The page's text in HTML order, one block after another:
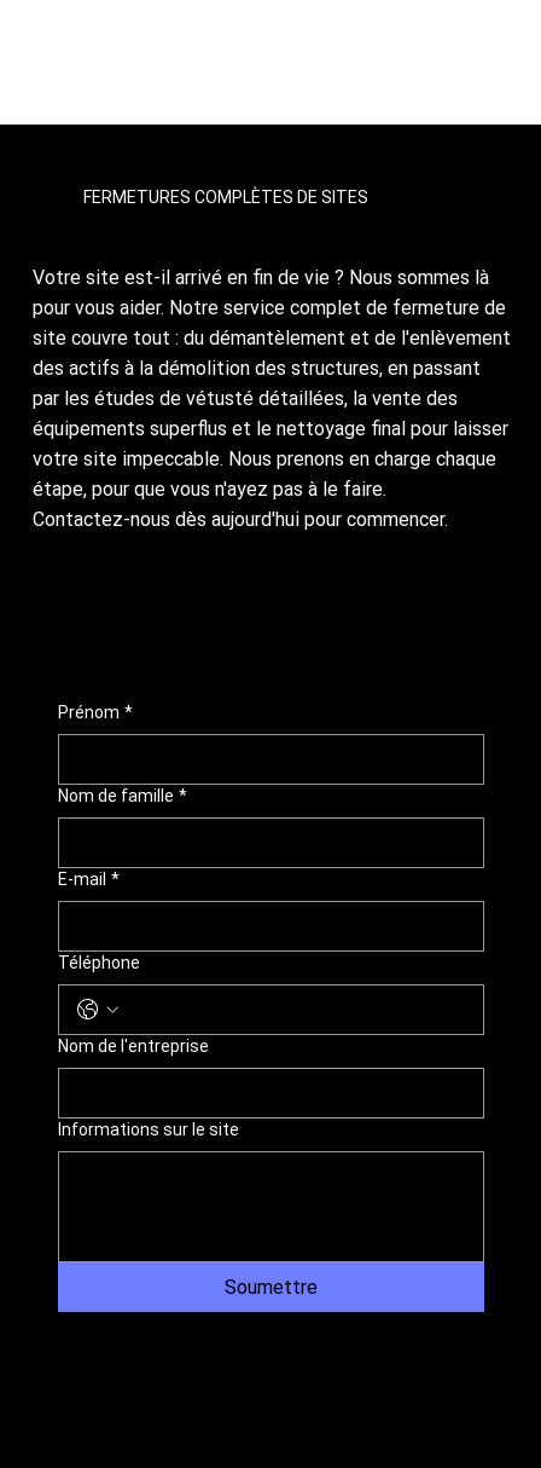
FERMETURES COMPLÈTES DE SITES
Votre site est-il arrivé en fin de vie ? Nous sommes là
pour vous aider. Notre service complet de fermeture de
site couvre tout : du démantèlement et de l'enlèvement
des actifs à la démolition des structures, en passant
par les études de vétusté détaillées, la vente des
équipements superflus et le nettoyage final pour laisser
votre site impeccable. Nous prenons en charge chaque
étape, pour que vous n'ayez pas à le faire.
Contactez-nous dès aujourd'hui pour commencer.
Prénom *
Nom de famille *
E-mail *
Téléphone
Nom de l'entreprise
Informations sur le site
Soumettre